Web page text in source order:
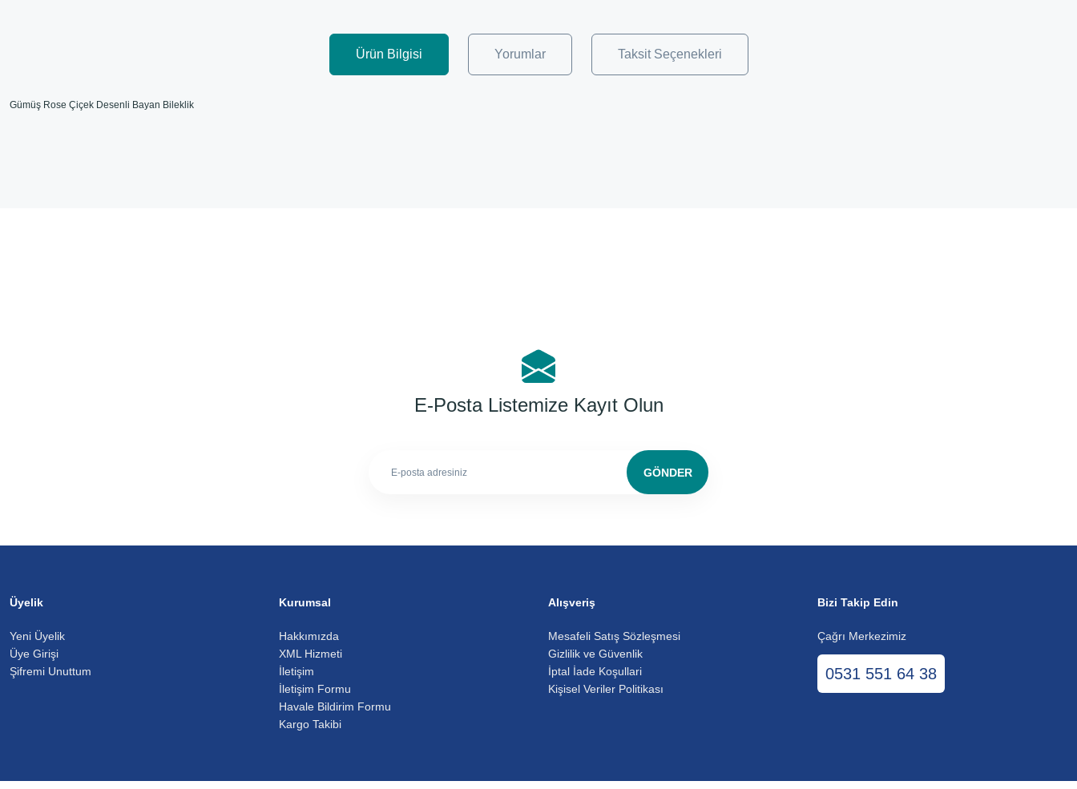
Ürün Bilgisi Yorumlar Taksit Seçenekleri
Gümüş Rose Çiçek Desenli Bayan Bileklik
E-Posta Listemize Kayıt Olun
GÖNDER
Üyelik
Yeni Üyelik
Üye Girişi
Şifremi Unuttum
Kurumsal
Hakkımızda
XML Hizmeti
İletişim
İletişim Formu
Havale Bildirim Formu
Kargo Takibi
Alışveriş
Mesafeli Satış Sözleşmesi
Gizlilik ve Güvenlik
İptal İade Koşullari
Kişisel Veriler Politikası
Bizi Takip Edin
Çağrı Merkezimiz
0531 551 64 38